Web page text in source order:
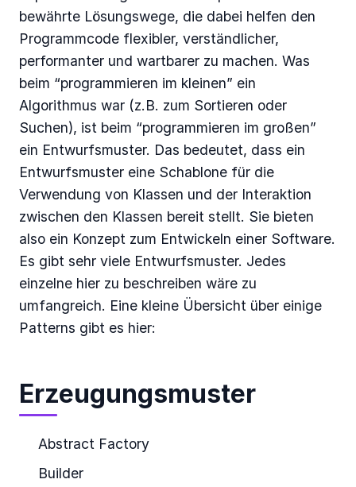
bewährte Lösungswege, die dabei helfen den
Programmcode flexibler, verständlicher,
performanter und wartbarer zu machen. Was
beim “programmieren im kleinen” ein
Algorithmus war (z.B. zum Sortieren oder
Suchen), ist beim “programmieren im großen”
ein Entwurfsmuster. Das bedeutet, dass ein
Entwurfsmuster eine Schablone für die
Verwendung von Klassen und der Interaktion
zwischen den Klassen bereit stellt. Sie bieten
also ein Konzept zum Entwickeln einer Software.
Es gibt sehr viele Entwurfsmuster. Jedes
einzelne hier zu beschreiben wäre zu
umfangreich. Eine kleine Übersicht über einige
Patterns gibt es hier:
Erzeugungsmuster
Abstract Factory
Builder